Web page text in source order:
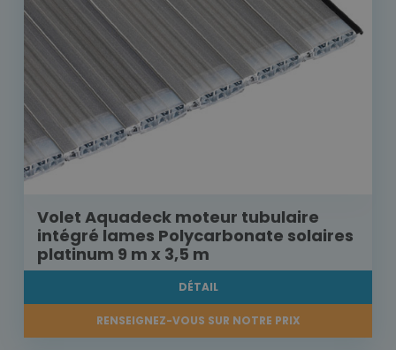
Volet Aquadeck moteur tubulaire
intégré lames Polycarbonate solaires
platinum 9 m x 3,5 m
DÉTAIL
RENSEIGNEZ-VOUS SUR NOTRE PRIX